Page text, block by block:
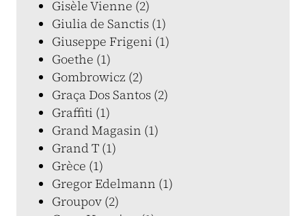
Gisèle Vienne (2)
Giulia de Sanctis (1)
Giuseppe Frigeni (1)
Goethe (1)
Gombrowicz (2)
Graça Dos Santos (2)
Graffiti (1)
Grand Magasin (1)
Grand T (1)
Grèce (1)
Gregor Edelmann (1)
Groupov (2)